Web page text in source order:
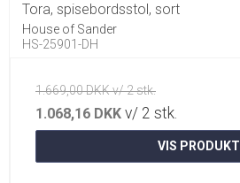
Tora, spisebordsstol, sort
House of Sander
HS-25901-DH
1.669,00 DKK v/ 2 stk.
1.068,16 DKK v/ 2 stk.
VIS PRODUKT